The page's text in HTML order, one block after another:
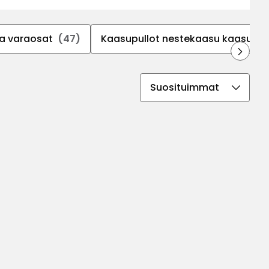
varaosat (47) Kaasupullot nestekaasu
Valitse